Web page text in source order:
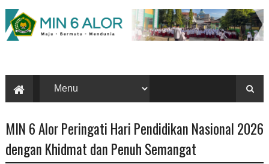
MIN 6 Alor Peringati Hari Pendidikan Nasional 2026
dengan Khidmat dan Penuh Semangat